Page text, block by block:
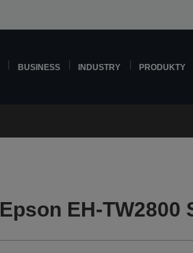
BUSINESS INDUSTRY PRODUKTY
Epson EH-TW2800